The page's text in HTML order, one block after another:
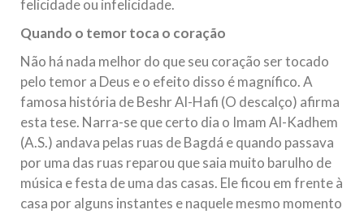
felicidade ou infelicidade.
Quando o temor toca o coração
Não há nada melhor do que seu coração ser tocado
pelo temor a Deus e o efeito disso é magnífico. A
famosa história de Beshr Al-Hafi (O descalço) afirma
esta tese. Narra-se que certo dia o Imam Al-Kadhem
(A.S.) andava pelas ruas de Bagdá e quando passava
por uma das ruas reparou que saia muito barulho de
música e festa de uma das casas. Ele ficou em frente à
casa por alguns instantes e naquele mesmo momento